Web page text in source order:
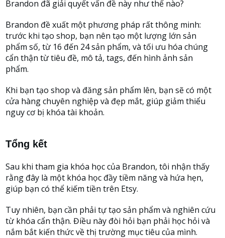
Brandon đã giải quyết vấn đề này như thế nào?
Brandon đề xuất một phương pháp rất thông minh:
trước khi tạo shop, bạn nên tạo một lượng lớn sản
phẩm số, từ 16 đến 24 sản phẩm, và tối ưu hóa chúng
cẩn thận từ tiêu đề, mô tả, tags, đến hình ảnh sản
phẩm.
Khi bạn tạo shop và đăng sản phẩm lên, bạn sẽ có một
cửa hàng chuyên nghiệp và đẹp mắt, giúp giảm thiểu
nguy cơ bị khóa tài khoản.
Tổng kết
Sau khi tham gia khóa học của Brandon, tôi nhận thấy
rằng đây là một khóa học đầy tiềm năng và hứa hẹn,
giúp bạn có thể kiếm tiền trên Etsy.
Tuy nhiên, bạn cần phải tự tạo sản phẩm và nghiên cứu
từ khóa cẩn thận. Điều này đòi hỏi bạn phải học hỏi và
nắm bắt kiến thức về thị trường mục tiêu của mình.